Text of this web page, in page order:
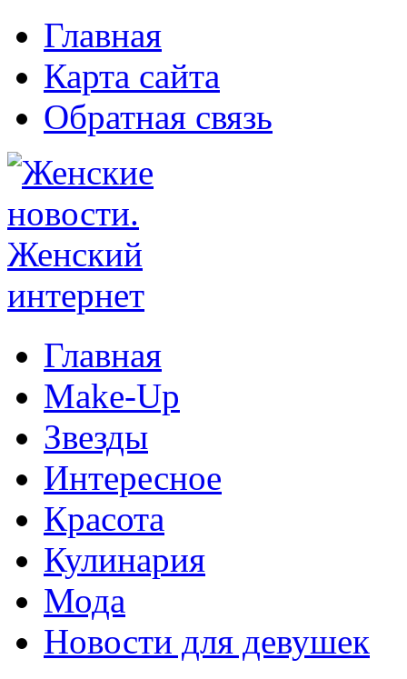
Главная
Карта сайта
Обратная связь
Главная
Make-Up
Звезды
Интересное
Красота
Кулинария
Мода
Новости для девушек